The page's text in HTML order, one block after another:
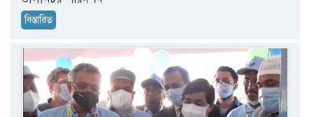
বিস্তারিত